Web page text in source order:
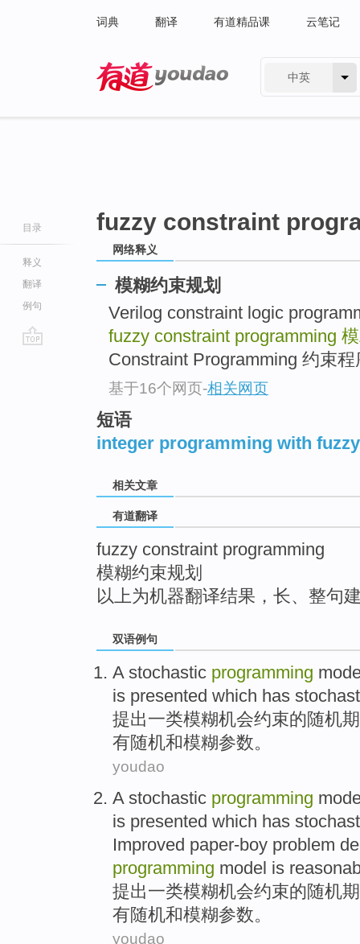
词典 翻译 有道精品课 云笔记
中英
目录
释义
翻译
例句
fuzzy constraint
网络释义
模糊约束规划
Verilog constraint logic
fuzzy constraint programming
Constraint Programming 约束
基于16个网页-相关网页
短语
integer programming with
相关文章
有道翻译
fuzzy constraint programming
模糊约束规划
以上为机器翻译结果，长、整句
双语例句
A stochastic programming
is presented which has
提出一类模糊机会约束的随机
有随机和模糊参数。
youdao
A stochastic programming
is presented which has
Improved paper-boy problem
programming model is
提出一类模糊机会约束的随机
有随机和模糊参数。
youdao